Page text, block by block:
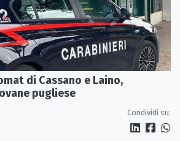
di Cassano e Laino,
pugliese
Condividi su: